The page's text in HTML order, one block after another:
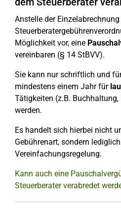
Anstelle der
Möglichkeit vor, eine
vereinbaren (§ 14 StBVV).
Sie kann nur schriftlich und
mindestens einem Jahr für
Tätigkeiten (z.B.
werden.
Es handelt sich hierbei nicht
Gebührenart, sondern
Vereinfachungsregelung.
Kann auch eine
Steuerberater verabredet